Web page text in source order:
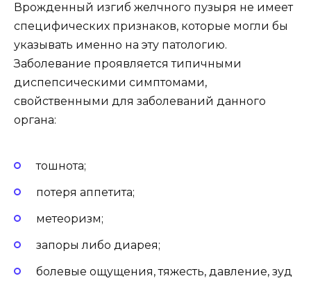
Врожденный изгиб желчного пузыря не имеет
специфических признаков, которые могли бы
указывать именно на эту патологию.
Заболевание проявляется типичными
диспепсическими симптомами,
свойственными для заболеваний данного
органа:
тошнота;
потеря аппетита;
метеоризм;
запоры либо диарея;
болевые ощущения, тяжесть, давление, зуд